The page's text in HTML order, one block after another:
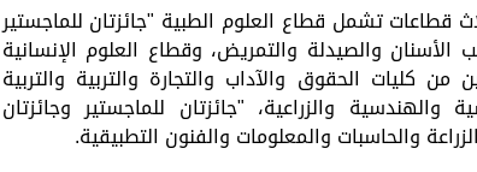
تشمل قطاع العلوم الطبية "جائزتان للماجستير
والصيدلة والتمريض، وقطاع العلوم الإنسانية
من كليات الحقوق والآداب والتجارة والتربية والتربية
والهندسية والزراعية، "جائزتان للماجستير وجائزتان
والحاسبات والمعلومات والفنون التطبيقية.